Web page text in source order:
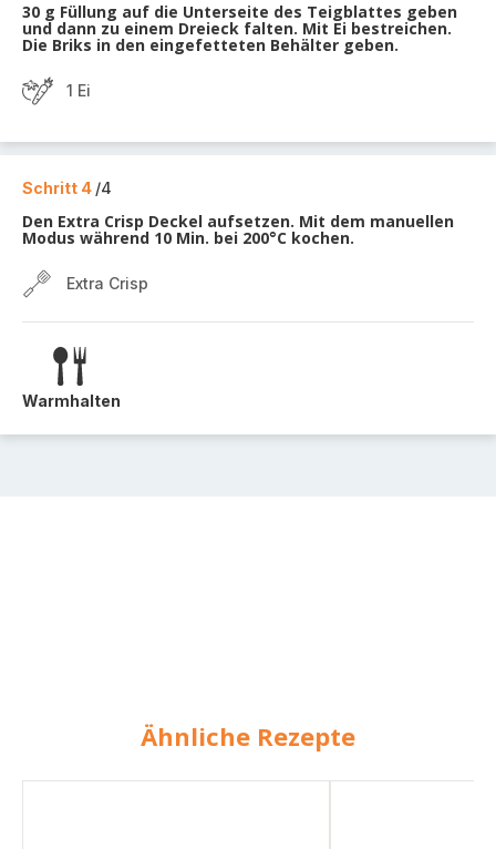
30 g Füllung auf die Unterseite des Teigblattes geben
und dann zu einem Dreieck falten. Mit Ei bestreichen.
Die Briks in den eingefetteten Behälter geben.
1 Ei
Schritt 4 /4
Den Extra Crisp Deckel aufsetzen. Mit dem manuellen
Modus während 10 Min. bei 200°C kochen.
Extra Crisp
Warmhalten
Ähnliche Rezepte